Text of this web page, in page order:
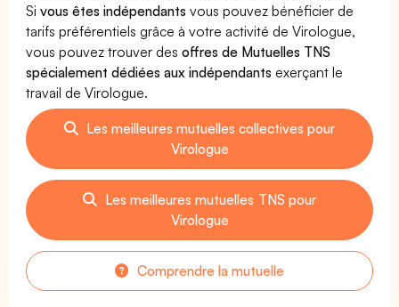
Sivous êtes indépendants vous pouvez bénéficier de
tarifs préférentiels grâce à votre activité de Virologue,
vous pouvez trouver desoffres de Mutuelles TNS
spécialement dédiées aux indépendants exerçant le
travail de Virologue.
Les meilleures mutuelles collectives pour
Virologue
Les meilleures mutuelles TNS pour
Virologue
Comprendre la mutuelle